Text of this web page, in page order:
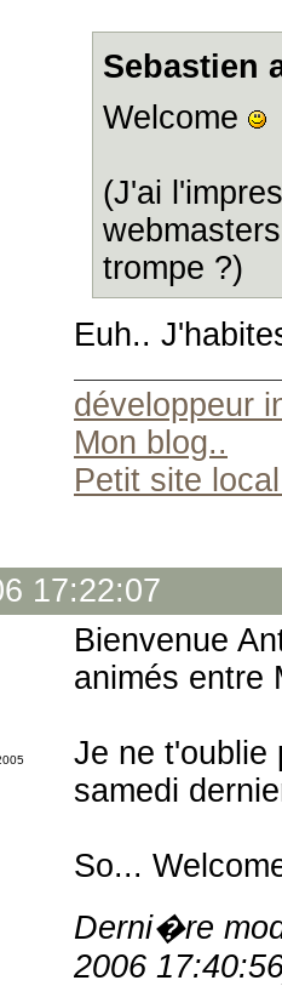
Sebastien
Welcome
(J'ai
trompe ?)
Euh..
développeur
Mon blog..
Petit site
17:22:07
Bienvenue
animés entre
Je ne t'oublie
samedi
So...
Derni�re
2006